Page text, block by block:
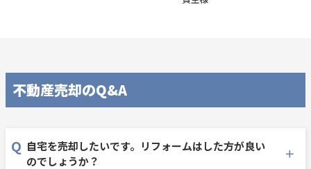
不動産売却のQ&A
自宅を売却したいです。リフォームはした方が良い
のでしょうか？